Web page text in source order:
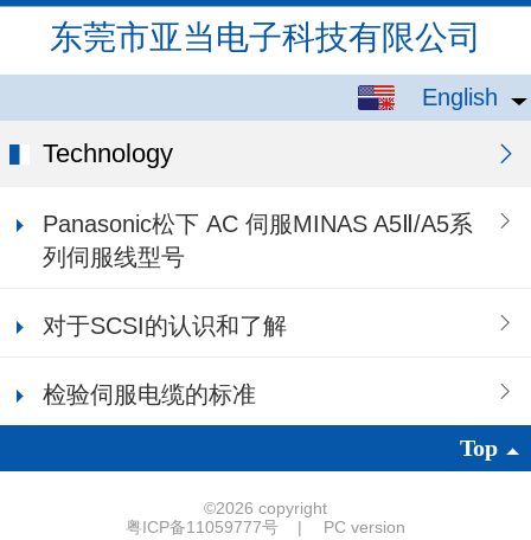
东莞市亚当电子科技有限公司
English
English
Technology
Panasonic松下 AC 伺服MINAS A5Ⅱ/A5系
列伺服线型号
对于SCSI的认识和了解
检验伺服电缆的标准
Top
©2026 copyright
粤ICP备11059777号
| PC version